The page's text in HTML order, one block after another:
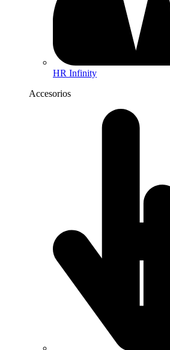
HR Infinity
Accesorios